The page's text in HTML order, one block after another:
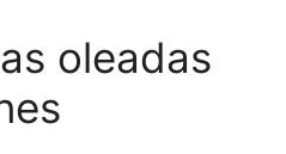
oleadas